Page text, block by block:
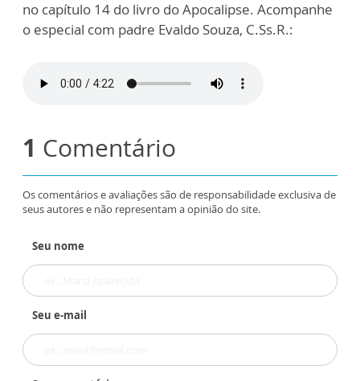
no capítulo 14 do livro do Apocalipse. Acompanhe
o especial com padre Evaldo Souza, C.Ss.R.:
1 Comentário
Os comentários e avaliações são de responsabilidade exclusiva de
seus autores e não representam a opinião do site.
Seu nome
Seu e-mail